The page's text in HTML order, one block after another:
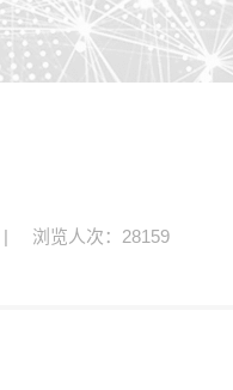
| 浏览人次：28159